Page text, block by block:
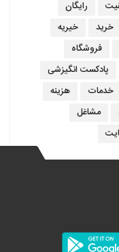
رایگان
خرید
خیریه
فروشگاه
پادکست انگیزشی
خدمات
هزینه
مشاغل